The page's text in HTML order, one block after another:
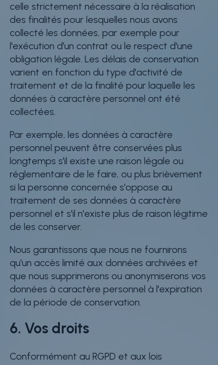
celle strictement nécessaire à la réalisation
des finalités pour lesquelles nous avons
collecté les données, par exemple pour
l'exécution d'un contrat ou le respect d'une
obligation légale. Les délais de conservation
varient en fonction du type d'activité de
traitement et de la finalité pour laquelle les
données à caractère personnel ont été
collectées.
Par exemple, les données à caractère
personnel peuvent être conservées plus
longtemps s'il existe une raison légale ou
réglementaire de le faire, ou plus brièvement
si la personne concernée s'oppose au
traitement de ses données à caractère
personnel et s'il n'existe plus de raison légitime
de les conserver.
Nous garantissons que nous ne fournirons
qu'un accès limité aux données archivées et
que nous supprimerons ou anonymiserons vos
données à caractère personnel à l'expiration
de la période de conservation.
6. Vos droits
Conformément au RGPD et aux lois